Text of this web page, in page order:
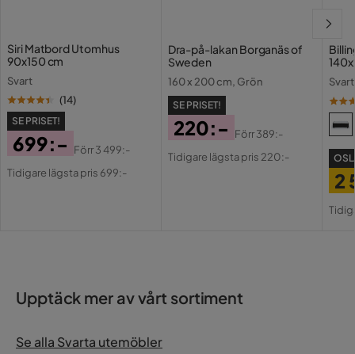
Serie Majken
Ja
Siri Matbord Utomhus
90x150 cm
Svart
(14)
SE PRISET!
Pris
699:-
Original
Förr3 499:-
Tidigare lägsta pris 699:-
Dra-på-lakan Borganäs of
Sweden
160 x 200 cm, Grön
SE PRISET!
Pris
220:-
Original
Förr389:-
Tidigare lägsta pris 220:-
Svart
2
Upptäck mer av vårt sortiment
Se alla Svarta utemöbler